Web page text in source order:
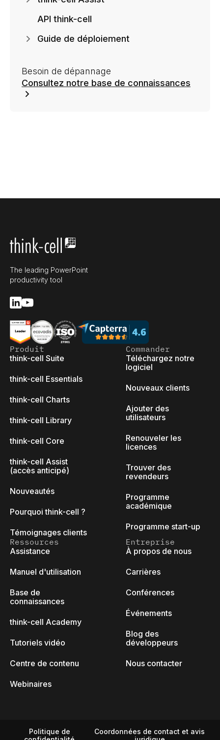
API think-cell
Guide de déploiement
Besoin de dépannage
Consultez notre base de connaissances
The leading PowerPoint
productivity tool
Produit
think-cell Suite
think-cell Essentials
think-cell Charts
think-cell Library
think-cell Core
think-cell Assist
(accès anticipé)
Nouveautés
Pourquoi think-cell ?
Témoignages clients
Commander
Téléchargez notre
logiciel
Nouveaux clients
Ajouter des
utilisateurs
Renouveler les
licences
Trouver des
revendeurs
Programme
académique
Programme start-up
Ressources
Assistance
Manuel d'utilisation
Base de
connaissances
think-cell Academy
Tutoriels vidéo
Centre de contenu
Webinaires
Entreprise
À propos de nous
Carrières
Conférences
Événements
Blog des
développeurs
Nous contacter
Politique de
Coordonnées de contact et avis